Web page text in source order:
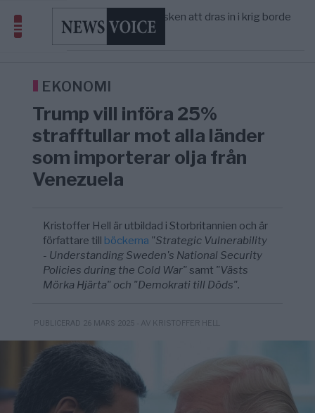
5/8
Elsa Widding: Risken att dras in i krig borde
avgöra all utrikespolitik
KRIG & FRED
Gaza håller en av de största
Europas ledare fram ett krig med Rys ...
EKONOMI
Trump vill införa 25%
strafftullar mot alla länder
som importerar olja från
Venezuela
Kristoffer Hell är utbildad i Storbritannien och är
författare till böckerna "Strategic Vulnerability
- Understanding Sweden's National Security
Policies during the Cold War"samt "Västs
Mörka Hjärta" och "Demokrati till Döds".
PUBLICERAD 26 MARS 2025 - AV KRISTOFFER HELL